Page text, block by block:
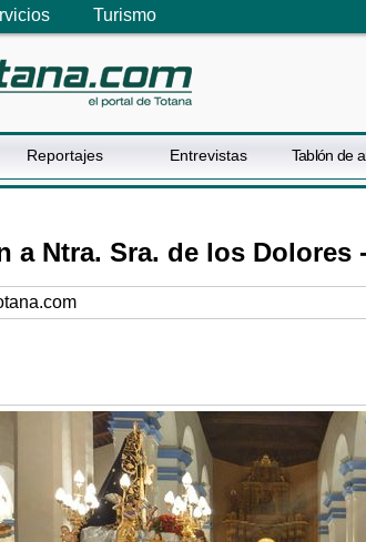
Turismo
Reportajes Entrevistas Tablón de
a Ntra. Sra. de los Dolores